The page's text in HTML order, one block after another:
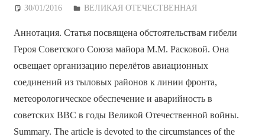
30/01/2016 Дежурный по Редакции
ВЕЛИКАЯ ОТЕЧЕСТВЕННАЯ
Аннотация. Статья посвящена обстоятельствам гибели
Героя Советского Союза майора М.М. Расковой. Она
освещает организацию перелётов авиационных
соединений из тыловых районов к линии фронта,
метеорологическое обеспечение и аварийность в
советских ВВС в годы Великой Отечественной войны.
Summary. The article is devoted to the circumstances of the